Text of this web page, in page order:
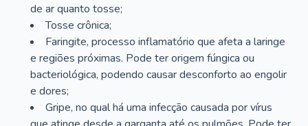
de ar quanto tosse;
Tosse crônica;
Faringite, processo inflamatório que afeta a laringe
e regiões próximas. Pode ter origem fúngica ou
bacteriológica, podendo causar desconforto ao engolir
e dores;
Gripe, no qual há uma infecção causada por vírus